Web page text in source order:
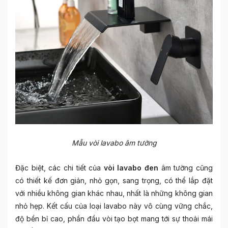
Mẫu vòi lavabo âm tường
Đặc biệt, các chi tiết của vòi lavabo đen âm tường cũng
có thiết kế đơn giản, nhỏ gọn, sang trọng, có thể lắp đặt
với nhiều không gian khác nhau, nhất là những không gian
nhỏ hẹp. Kết cấu của loại lavabo này vô cùng vững chắc,
độ bền bỉ cao, phần đầu vòi tạo bọt mang tới sự thoải mái